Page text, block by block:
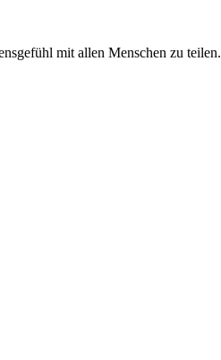
mit allen Menschen zu teilen.